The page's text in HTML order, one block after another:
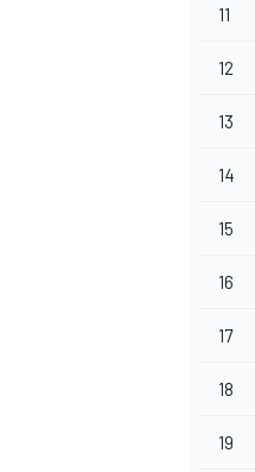
11
12
13
14
15
16
17
18
19